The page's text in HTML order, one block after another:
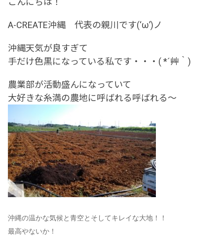
A-CREATE沖縄 代表の親川です(‘ω’)ノ
沖縄天気が良すぎて
手だけ色黒になっている私です・・・( *´艸｀)
農業部が活動盛んになっていて
大好きな糸満の農地に呼ばれる呼ばれる～
沖縄の温かな気候と青空とそしてキレイな大地！！
最高やないか！